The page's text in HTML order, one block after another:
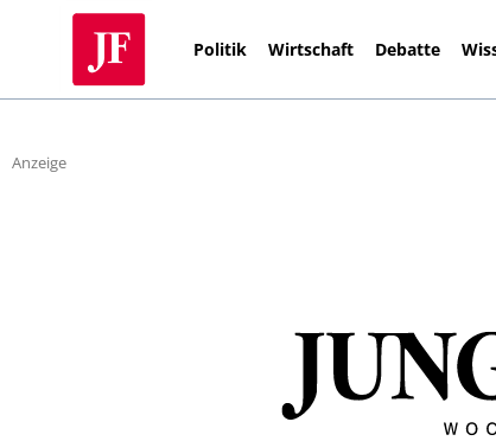
Politik Wirtschaft Debatte
Anzeige